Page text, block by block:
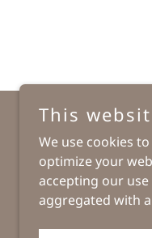
This
We use cookies
optimize your
accepting our
aggregated with